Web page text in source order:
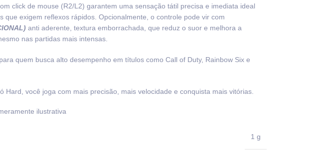
click de mouse (R2/L2) garantem uma sensação tátil precisa e imediata ideal
que exigem reflexos rápidos. Opcionalmente, o controle pode vir com
anti aderente, textura emborrachada, que reduz o suor e melhora a
nas partidas mais intensas.
quem busca alto desempenho em títulos como Call of Duty, Rainbow Six e
Hard, você joga com mais precisão, mais velocidade e conquista mais vitórias.
1 g